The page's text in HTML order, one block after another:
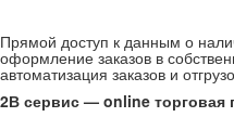
Прямой доступ к данным о
оформление заказов в
автоматизация заказов и
2В сервис — online торговая